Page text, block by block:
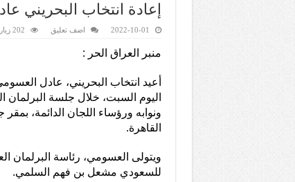
إعادة انتخاب البحريني
2022-10-01 اضف تعليق 202 زيارة
منبر العراق الحر :
أعيد انتخاب البحريني، عادل
اليوم السبت، خلال جلسة
ونوابه ورؤساء اللجان الدائمة،
القاهرة.
للسعودي مشعل بن فهم السلمي.